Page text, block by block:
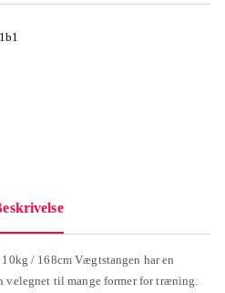
/ 168cm Vægtstangen har en
til mange former for træning.